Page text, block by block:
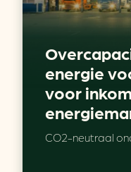
energie
voor
CO2-neutraal